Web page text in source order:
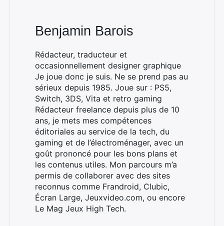
Benjamin Barois
Rédacteur, traducteur et
occasionnellement designer graphique
Je joue donc je suis. Ne se prend pas au
sérieux depuis 1985. Joue sur : PS5,
Switch, 3DS, Vita et retro gaming
Rédacteur freelance depuis plus de 10
ans, je mets mes compétences
éditoriales au service de la tech, du
gaming et de l’électroménager, avec un
goût prononcé pour les bons plans et
les contenus utiles. Mon parcours m’a
permis de collaborer avec des sites
reconnus comme Frandroid, Clubic,
Écran Large, Jeuxvideo.com, ou encore
Le Mag Jeux High Tech.